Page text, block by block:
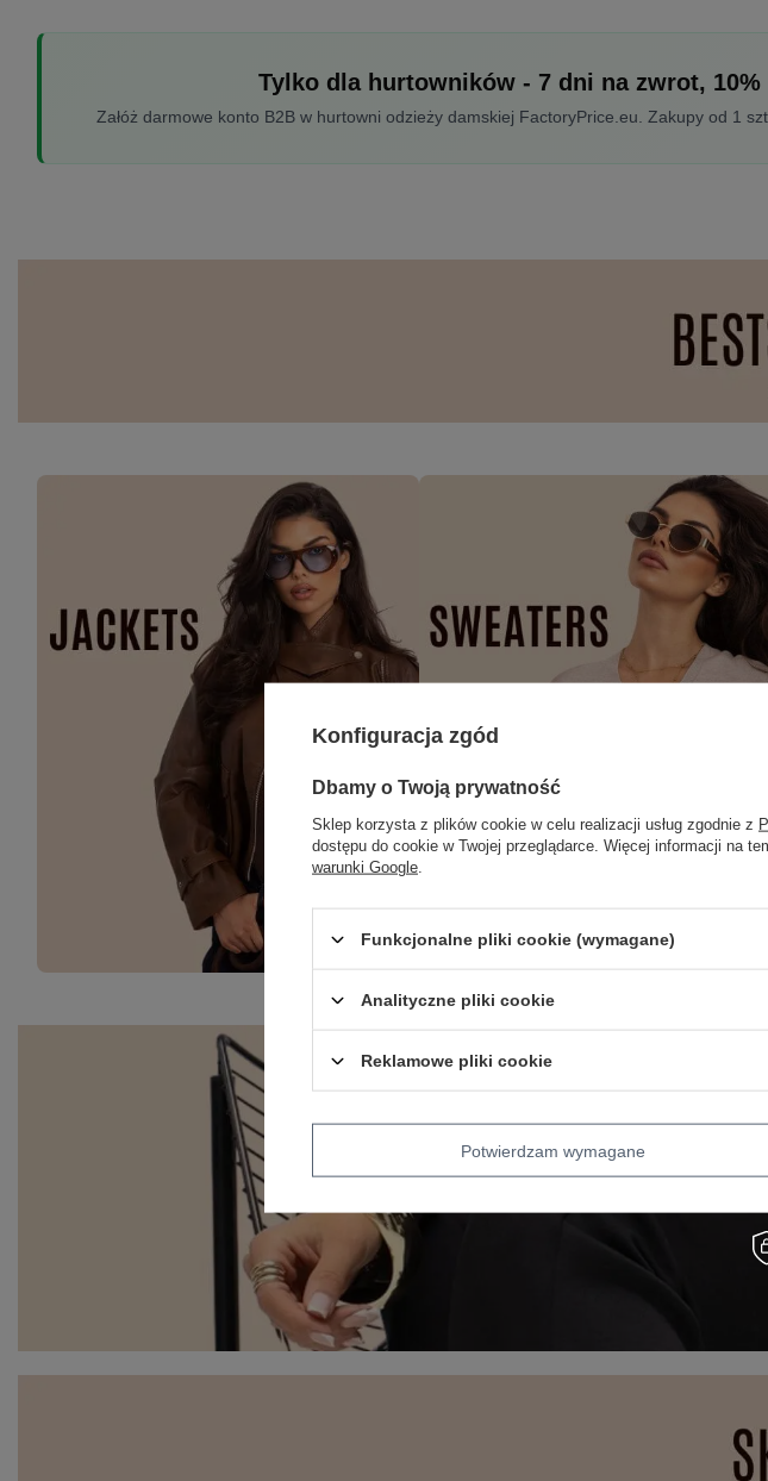
Tylko dla hurtowników - 7 dni na zwrot,
Załóż darmowe konto B2B w hurtowni odzieży damskiej FactoryPrice.eu. Zakupy od 1
Konfiguracja zgód
Dbamy o Twoją prywatność
Sklep korzysta z plików cookie w celu realizacji usług zgodnie z
dostępu do cookie w Twojej przeglądarce. Więcej informacji na
warunki Google
Funkcjonalne pliki cookie (wymagane)
Analityczne pliki cookie
Reklamowe pliki cookie
Potwierdzam wymagane